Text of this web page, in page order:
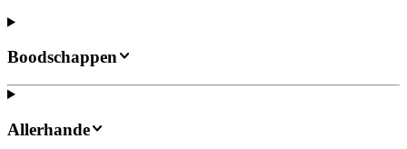
Boodschappen
Allerhande